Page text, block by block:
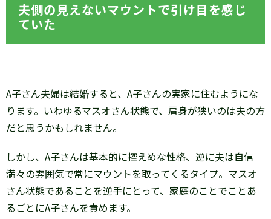
夫側の見えないマウントで引け目を感じ
ていた
A子さん夫婦は結婚すると、A子さんの実家に住むようにな
ります。いわゆるマスオさん状態で、肩身が狭いのは夫の方
だと思うかもしれません。
しかし、A子さんは基本的に控えめな性格、逆に夫は自信
満々の雰囲気で常にマウントを取ってくるタイプ。マスオ
さん状態であることを逆手にとって、家庭のことでことあ
るごとにA子さんを責めます。